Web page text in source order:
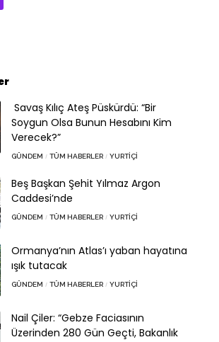
Savaş Kılıç Ateş Püskürdü: “Bir
Soygun Olsa Bunun Hesabını Kim
Verecek?”
GÜNDEM TÜM HABERLER YURTIÇI
Beş Başkan Şehit Yılmaz Argon
Caddesi’nde
GÜNDEM TÜM HABERLER YURTIÇI
Ormanya’nın Atlas’ı yaban hayatına
ışık tutacak
GÜNDEM TÜM HABERLER YURTIÇI
Nail Çiler: “Gebze Faciasının
Üzerinden 280 Gün Geçti, Bakanlık